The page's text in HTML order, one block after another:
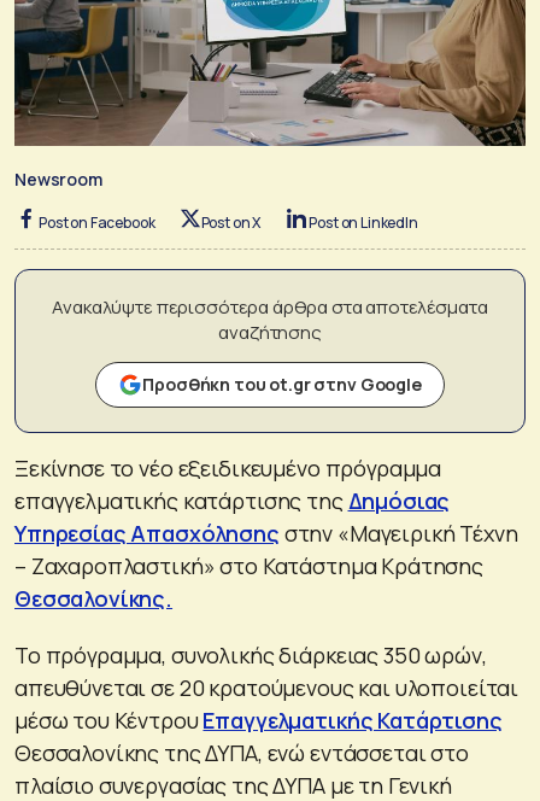
Newsroom
Post on Facebook Post on X Post on LinkedIn
Ανακαλύψτε περισσότερα άρθρα στα αποτελέσματα
αναζήτησης
Προσθήκη του ot.gr στην Google
Ξεκίνησε το νέο εξειδικευμένο πρόγραμμα
επαγγελματικής κατάρτισης της Δημόσιας
Υπηρεσίας Απασχόλησης στην «Μαγειρική Τέχνη
– Ζαχαροπλαστική» στο Κατάστημα Κράτησης
Θεσσαλονίκης.
Το πρόγραμμα, συνολικής διάρκειας 350 ωρών,
απευθύνεται σε 20 κρατούμενους και υλοποιείται
μέσω του ΚέντρουΕπαγγελματικής Κατάρτισης
Θεσσαλονίκης της ΔΥΠΑ, ενώ εντάσσεται στο
πλαίσιο συνεργασίας της ΔΥΠΑ με τη Γενική